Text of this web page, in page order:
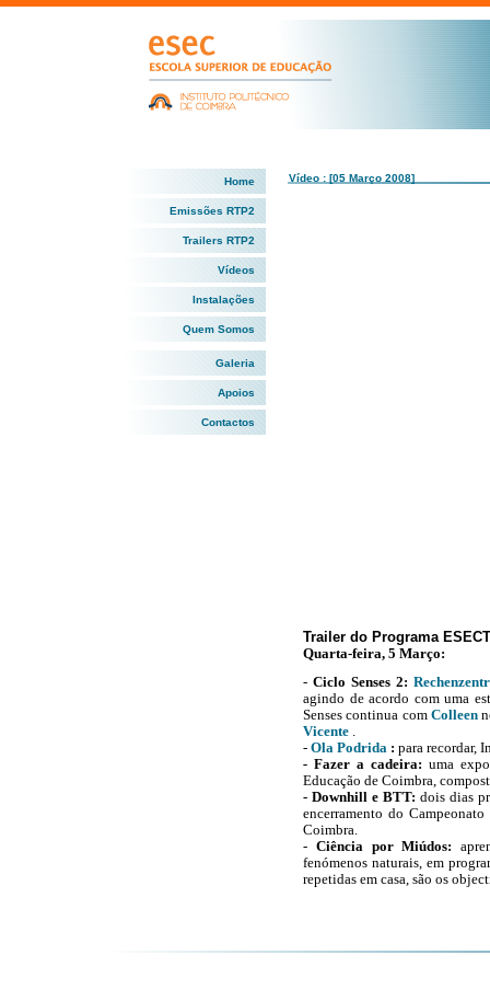
Home
Emissões RTP2
Trailers RTP2
Vídeos
Instalações
Quem Somos
Galeria
Apoios
Contactos
Vídeo : [05 Março 2008]
Trailer do Programa
Quarta-feira, 5 Março:
-Ciclo Senses 2:R
agindo de acordo com uma
Senses continua com Colleen
Vicente .
- Ola Podrida : para recordar,
-Fazer a cadeira: uma
Educação de Coimbra,
- Downhill e BTT: dois dias
encerramento do
Coimbra.
- Ciência por Miúdos: a
fenómenos naturais, em
repetidas em casa, são os